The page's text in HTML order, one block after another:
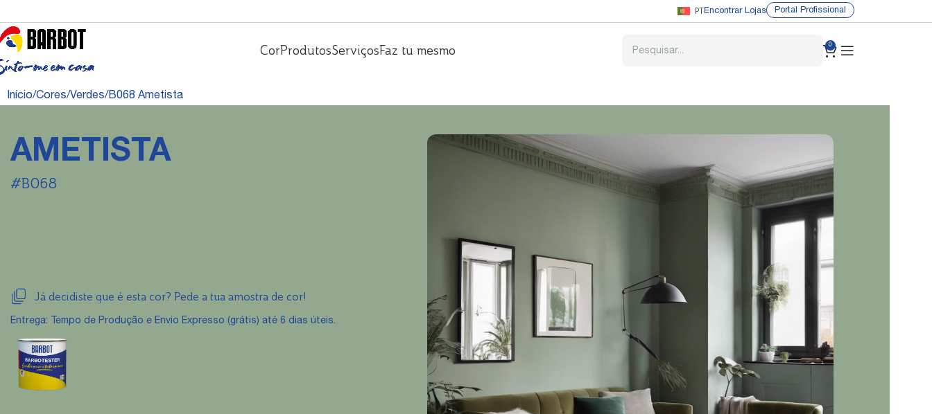
PTEncontrar Lojas Portal Profissional
CorProdutosServiçosFaz tu mesmo 0
Início Cores Verdes B068 Ametista
AMETISTA
#B068
Já decidiste que é esta cor? Pede a tua amostra de cor!
Entrega: Tempo de Produção e Envio Expresso (grátis) até 6 dias úteis.